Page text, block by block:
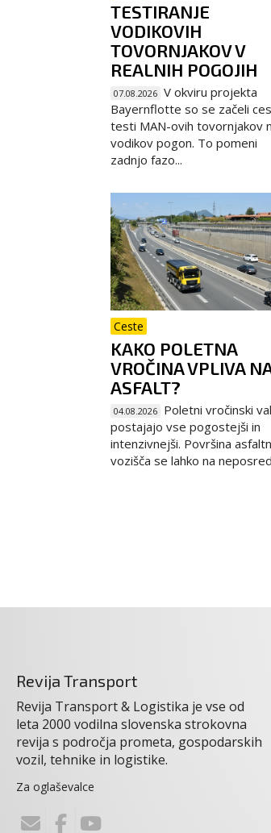
TESTIRANJE
VODIKOVIH
TOVORNJAKOV V
REALNIH POGOJIH
07.08.2026 V okviru projekta
Bayernflotte so se začeli
testi MAN-ovih tovornjakov
vodikov pogon. To pomeni
zadnjo fazo...
Ceste
KAKO POLETNA
VROČINA VPLIVA
ASFALT?
04.08.2026
Poletni vročinski
postajajo vse pogostejši in
intenzivnejši. Površina
vozišča se lahko na
Revija Transport
Revija Transport & Logistika je vse od
leta 2000 vodilna slovenska strokovna
revija s področja prometa, gospodarskih
vozil, tehnike in logistike.
Za oglaševalce